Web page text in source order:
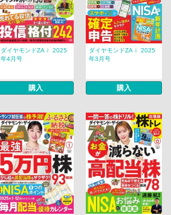
ダイヤモンドZAｉ 2025
年4月号
購入
ダイヤモンドZAｉ 2025
年3月号
購入